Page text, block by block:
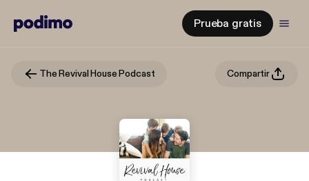
Prueba gratis
The Revival House Podcast Compartir